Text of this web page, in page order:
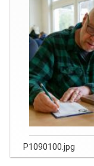
P1090100.jpg